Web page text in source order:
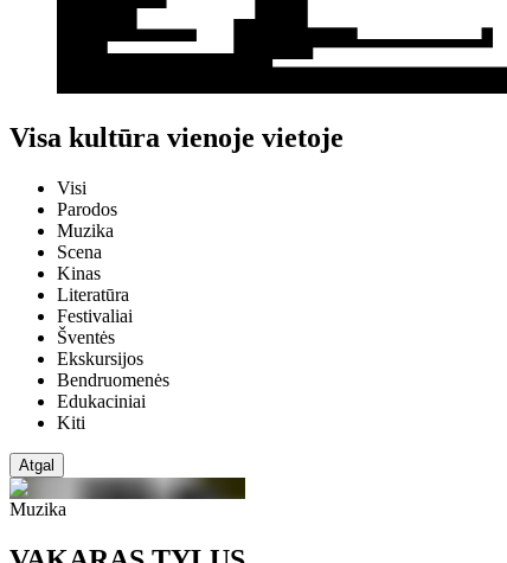
Visa kultūra vienoje vietoje
Visi
Parodos
Muzika
Scena
Kinas
Literatūra
Festivaliai
Šventės
Ekskursijos
Bendruomenės
Edukaciniai
Kiti
Atgal
Muzika